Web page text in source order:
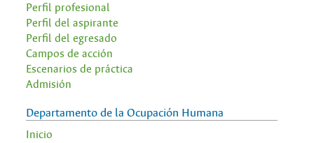
Perfil profesional
Perfil del aspirante
Perfil del egresado
Campos de acción
Escenarios de práctica
Admisión
Departamento de la Ocupación Humana
Inicio